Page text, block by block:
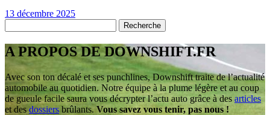
13 décembre 2025
A PROPOS DE DOWNSHIFT.FR
Avec son ton décalé et ses punchlines, Downshift traite de l’actualité
automobile au quotidien. Notre équipe à la plume légère et au coup
de gueule facile saura vous décrypter l’actu auto grâce à des articles
et des dossiers brûlants. Vous savez vous tenir, pas nous !